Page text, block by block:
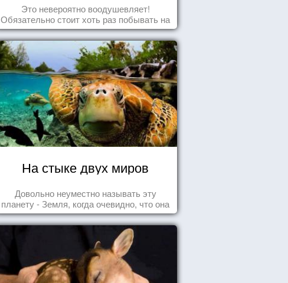
Это невероятно воодушевляет!
Обязательно стоит хоть раз побывать на
подобных мероприятиях и получить
массу впечатлений!
На стыке двух миров
Довольно неуместно называть эту
планету - Земля, когда очевидно, что она
- Океан.